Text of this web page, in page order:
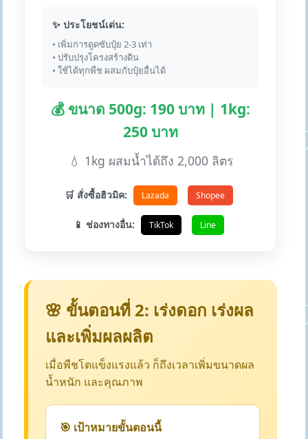
✨ ประโยชน์เด่น:
• เพิ่มการดูดซับปุ๋ย 2-3 เท่า
• ปรับปรุงโครงสร้างดิน
• ใช้ได้ทุกพืช ผสมกับปุ๋ยอื่นได้
💰 ขนาด 500g: 190 บาท | 1kg:
250 บาท
💧 1kg ผสมน้ำได้ถึง 2,000 ลิตร
🛒 สั่งซื้อฮิวมิค: Lazada Shopee
📱 ช่องทางอื่น: TikTok Line
🌸 ขั้นตอนที่ 2: เร่งดอก เร่งผล
และเพิ่มผลผลิต
เมื่อพืชโตแข็งแรงแล้ว ก็ถึงเวลาเพิ่มขนาดผล
น้ำหนัก และคุณภาพ
🎯 เป้าหมายขั้นตอนนี้